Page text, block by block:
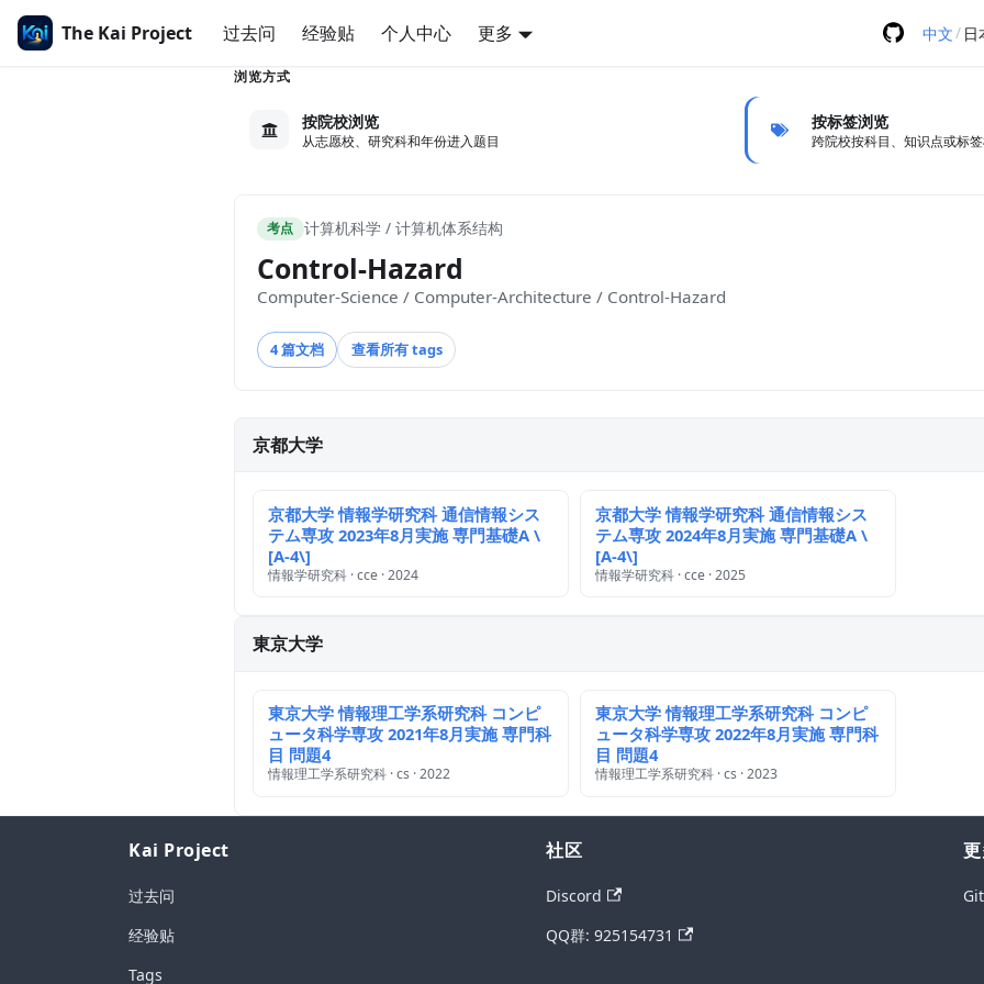
The Kai Project 过去问 经验贴 个人中心 更多 中文/ 日
浏览方式
按院校浏览
从志愿校、研究科和年份进入题目
按标签浏览
跨院校按科目、知识点或标
考点 计算机科学 / 计算机体系结构
Control-Hazard
Computer-Science / Computer-Architecture / Control-Hazard
4 篇文档 查看所有 tags
京都大学
京都大学 情報学研究科 通信情報シス
テム専攻 2023年8月実施 専門基礎A \
[A-4\]
情報学研究科 · cce · 2024
京都大学 情報学研究科 通信情報シス
テム専攻 2024年8月実施 専門基礎A \
[A-4\]
情報学研究科 · cce · 2025
東京大学
東京大学 情報理工学系研究科 コンピ
ュータ科学専攻 2021年8月実施 専門科
目 問題4
情報理工学系研究科 · cs · 2022
東京大学 情報理工学系研究科 コンピ
ュータ科学専攻 2022年8月実施 専門科
目 問題4
情報理工学系研究科 · cs · 2023
Kai Project
过去问
经验贴
Tags
社区
Discord
QQ群: 925154731